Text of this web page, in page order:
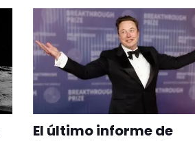
El último informe de